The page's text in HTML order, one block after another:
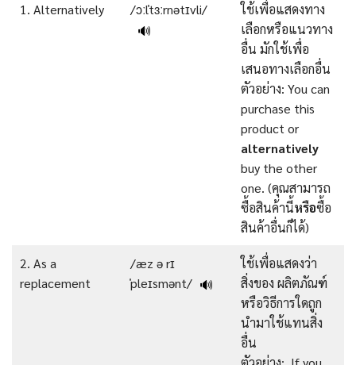
1. Alternatively
/ɔːlˈtɜːrnətɪvli/
🔊
ใช้เพื่อแสดงทาง
เลือกหรือแนวทาง
อื่น มักใช้เพื่อ
เสนอทางเลือกอื่น
ตัวอย่าง: You can
purchase this
product or
alternatively
buy the other
one. (คุณสามารถ
ซื้อสินค้านี้หรือซื้อ
สินค้าอื่นก็ได้)
2. As a
replacement
/æz ə rɪ
ˈpleɪsmənt/ 🔊
ใช้เพื่อแสดงว่า
สิ่งของ ผลิตภัณฑ์
หรือวิธีการใดถูก
นำมาใช้แทนสิ่ง
อื่น